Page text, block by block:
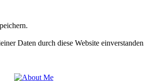
Daten durch diese Website